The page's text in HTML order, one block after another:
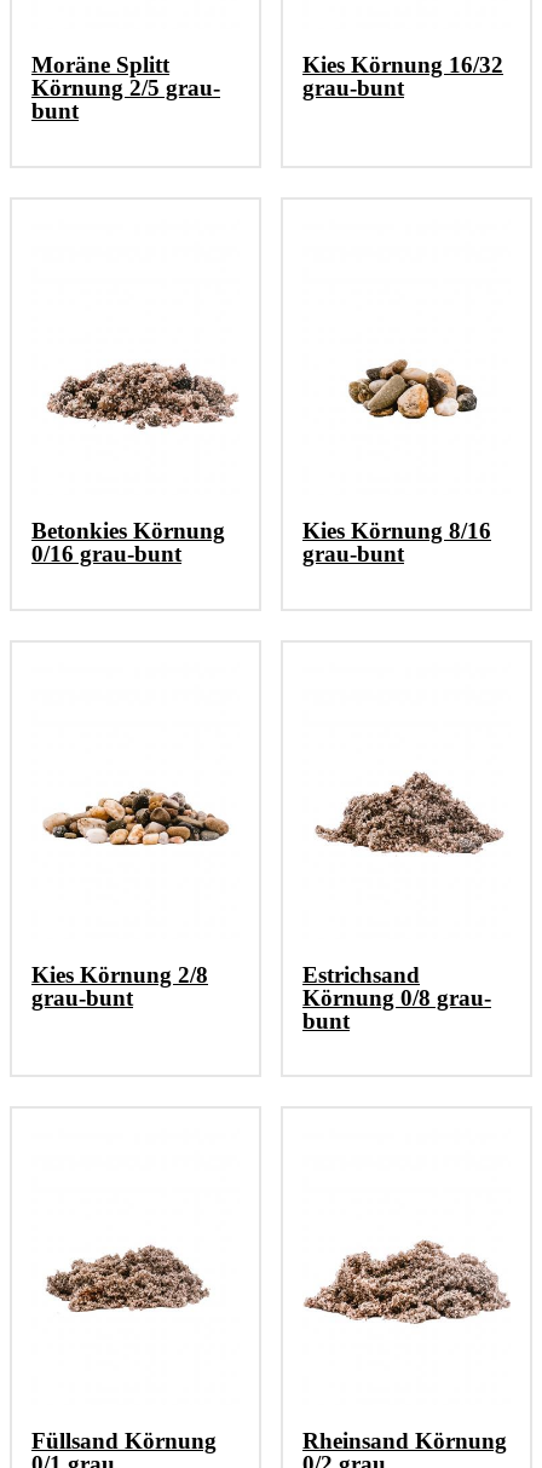
Moräne Splitt
Körnung 2/5 grau-
bunt
Kies Körnung 16/32
grau-bunt
Betonkies Körnung
0/16 grau-bunt
Kies Körnung 8/16
grau-bunt
Kies Körnung 2/8
grau-bunt
Estrichsand
Körnung 0/8 grau-
bunt
Füllsand Körnung
Rheinsand Körnung